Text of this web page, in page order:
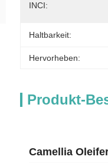
INCI:
Haltbarkeit:
Hervorheben:
Produkt-
Camellia